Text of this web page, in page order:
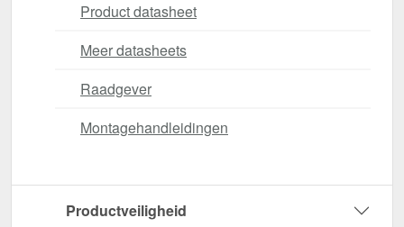
Product datasheet
Meer datasheets
Raadgever
Montagehandleidingen
Productveiligheid